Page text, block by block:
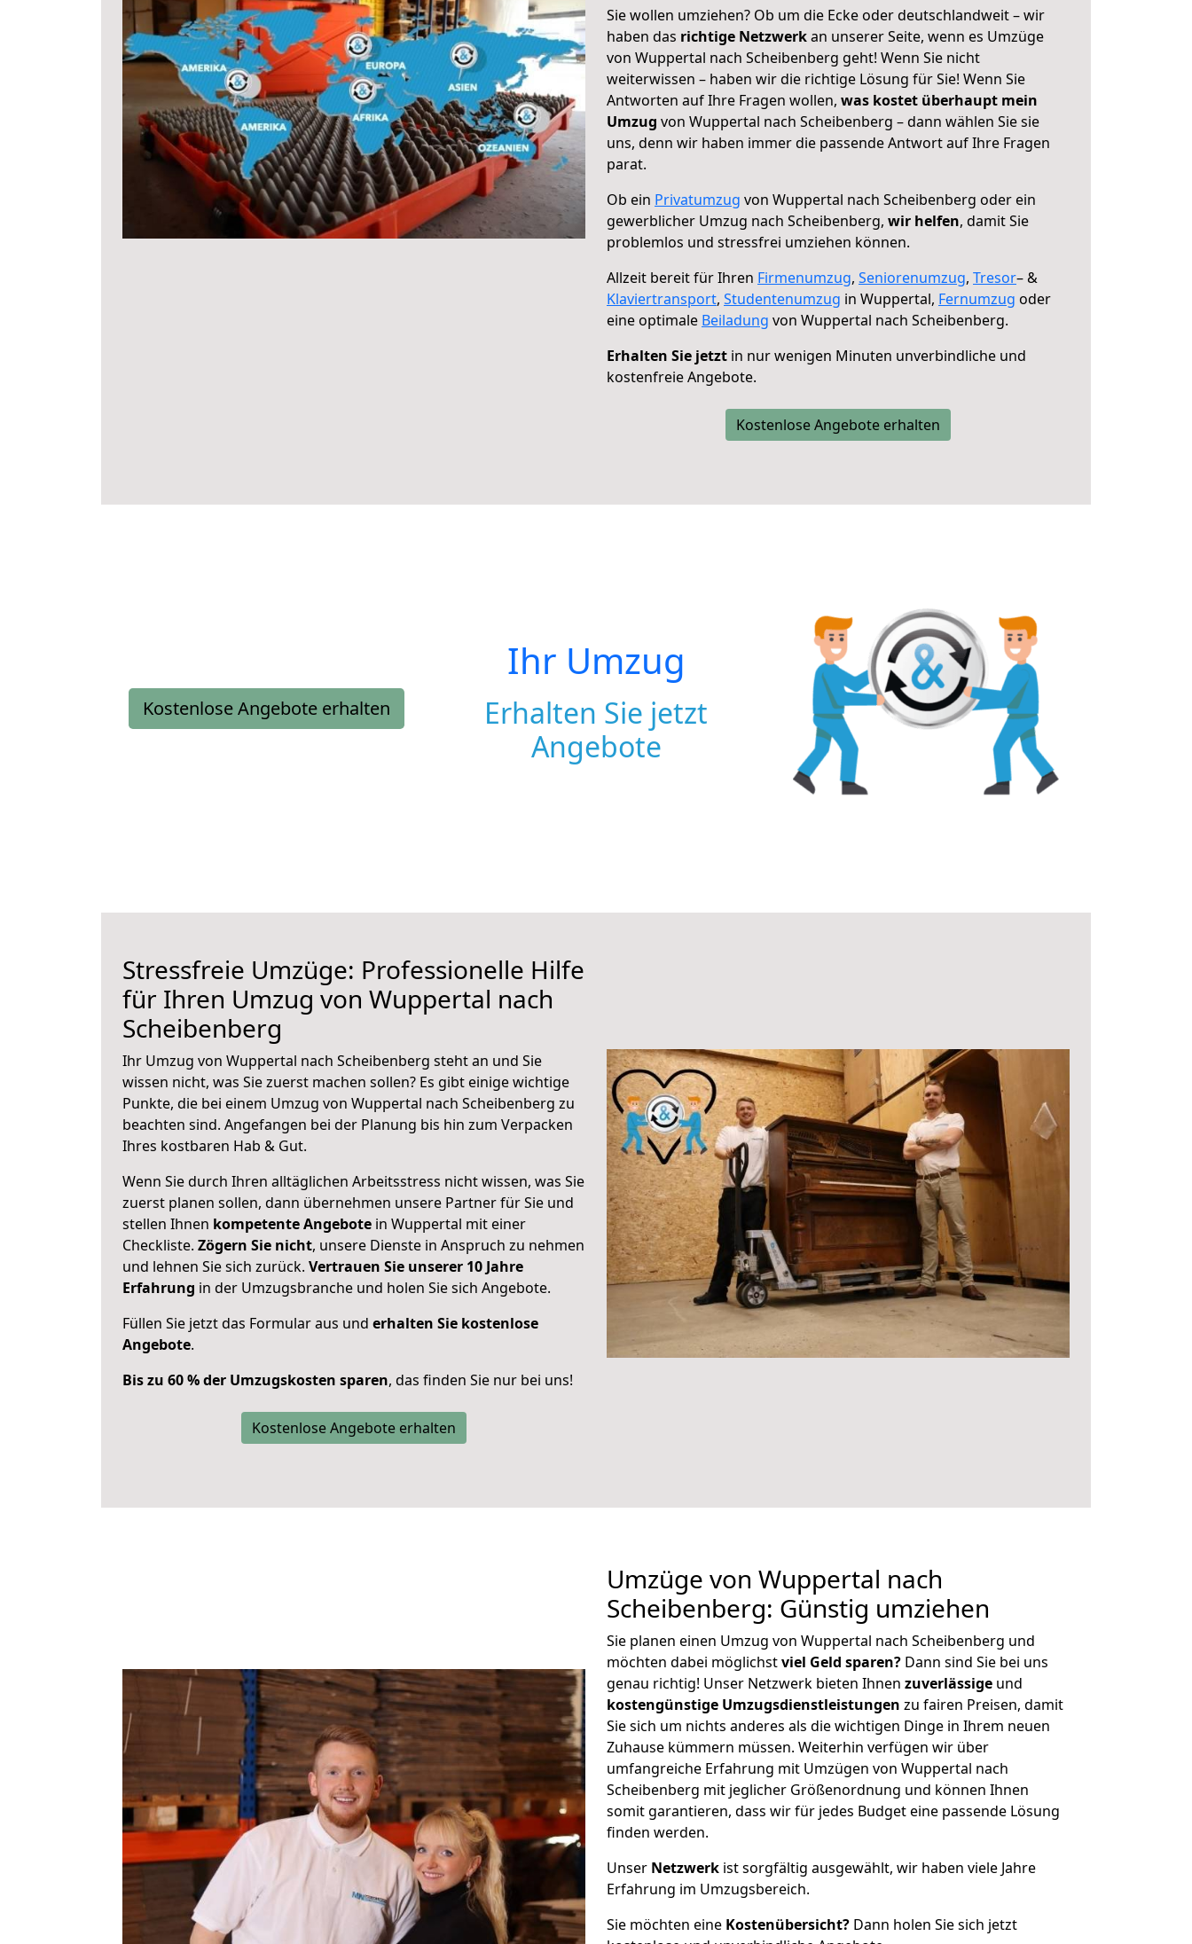
Sie wollen umziehen? Ob um die Ecke oder deutschlandweit – wir
haben das richtige Netzwerkan unserer Seite, wenn es Umzüge
von Wuppertal nach Scheibenberg geht! Wenn Sie nicht
weiterwissen – haben wir die richtige Lösung für Sie! Wenn Sie
Antworten auf Ihre Fragen wollen, was kostet überhaupt mein
Umzug von Wuppertal nach Scheibenberg – dann wählen Sie sie
uns, denn wir haben immer die passende Antwort auf Ihre Fragen
parat.
Ob ein Privatumzug von Wuppertal nach Scheibenberg oder ein
gewerblicher Umzug nach Scheibenberg, wir helfen, damit Sie
problemlos und stressfrei umziehen können.
Allzeit bereit für Ihren Firmenumzug, Seniorenumzug, Tresor– &
Klaviertransport, Studentenumzug in Wuppertal, Fernumzug oder
eine optimale Beiladung von Wuppertal nach Scheibenberg.
Erhalten Sie jetzt in nur wenigen Minuten unverbindliche und
kostenfreie Angebote.
Kostenlose Angebote erhalten
Kostenlose Angebote erhalten
Ihr Umzug
Erhalten Sie jetzt
Angebote
Stressfreie Umzüge: Professionelle Hilfe
für Ihren Umzug von Wuppertal nach
Scheibenberg
Ihr Umzug von Wuppertal nach Scheibenberg steht an und Sie
wissen nicht, was Sie zuerst machen sollen? Es gibt einige wichtige
Punkte, die bei einem Umzug von Wuppertal nach Scheibenberg zu
beachten sind. Angefangen bei der Planung bis hin zum Verpacken
Ihres kostbaren Hab & Gut.
Wenn Sie durch Ihren alltäglichen Arbeitsstress nicht wissen, was Sie
zuerst planen sollen, dann übernehmen unsere Partner für Sie und
stellen Ihnen kompetente Angebote in Wuppertal mit einer
Checkliste. Zögern Sie nicht, unsere Dienste in Anspruch zu nehmen
und lehnen Sie sich zurück. Vertrauen Sie unserer 10 Jahre
Erfahrung in der Umzugsbranche und holen Sie sich Angebote.
Füllen Sie jetzt das Formular aus und erhalten Sie kostenlose
Angebote.
Bis zu 60 % der Umzugskosten sparen, das finden Sie nur bei uns!
Kostenlose Angebote erhalten
Umzüge von Wuppertal nach
Scheibenberg: Günstig umziehen
Sie planen einen Umzug von Wuppertal nach Scheibenberg und
möchten dabei möglichstviel Geld sparen? Dann sind Sie bei uns
genau richtig! Unser Netzwerk bieten Ihnen zuverlässige und
kostengünstige Umzugsdienstleistungen zu fairen Preisen, damit
Sie sich um nichts anderes als die wichtigen Dinge in Ihrem neuen
Zuhause kümmern müssen. Weiterhin verfügen wir über
umfangreiche Erfahrung mit Umzügen von Wuppertal nach
Scheibenberg mit jeglicher Größenordnung und können Ihnen
somit garantieren, dass wir für jedes Budget eine passende Lösung
finden werden.
Unser Netzwerk ist sorgfältig ausgewählt, wir haben viele Jahre
Erfahrung im Umzugsbereich.
Sie möchten eine Kostenübersicht? Dann holen Sie sich jetzt